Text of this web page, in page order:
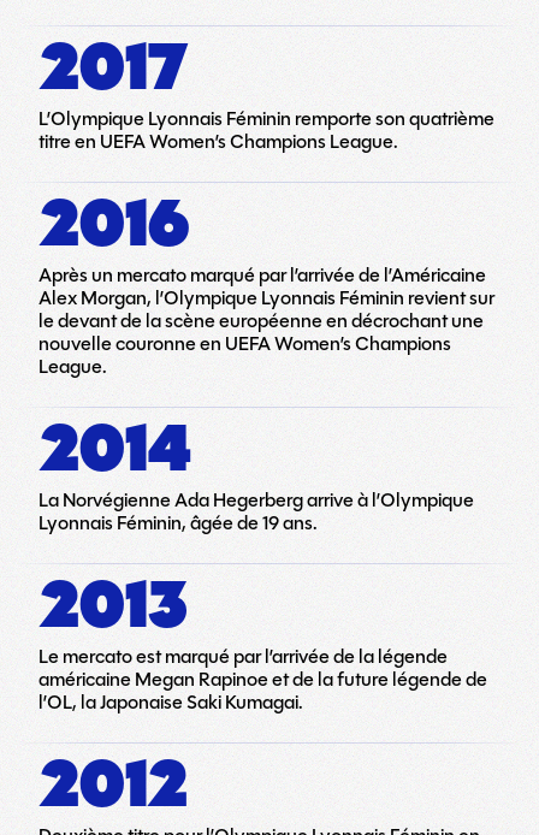
2017
L’Olympique Lyonnais Féminin remporte son quatrième
titre en UEFA Women’s Champions League.
2016
Après un mercato marqué par l’arrivée de l’Américaine
Alex Morgan, l’Olympique Lyonnais Féminin revient sur
le devant de la scène européenne en décrochant une
nouvelle couronne en UEFA Women’s Champions
League.
2014
La Norvégienne Ada Hegerberg arrive à l’Olympique
Lyonnais Féminin, âgée de 19 ans.
2013
Le mercato est marqué par l’arrivée de la légende
américaine Megan Rapinoe et de la future légende de
l’OL, la Japonaise Saki Kumagai.
2012